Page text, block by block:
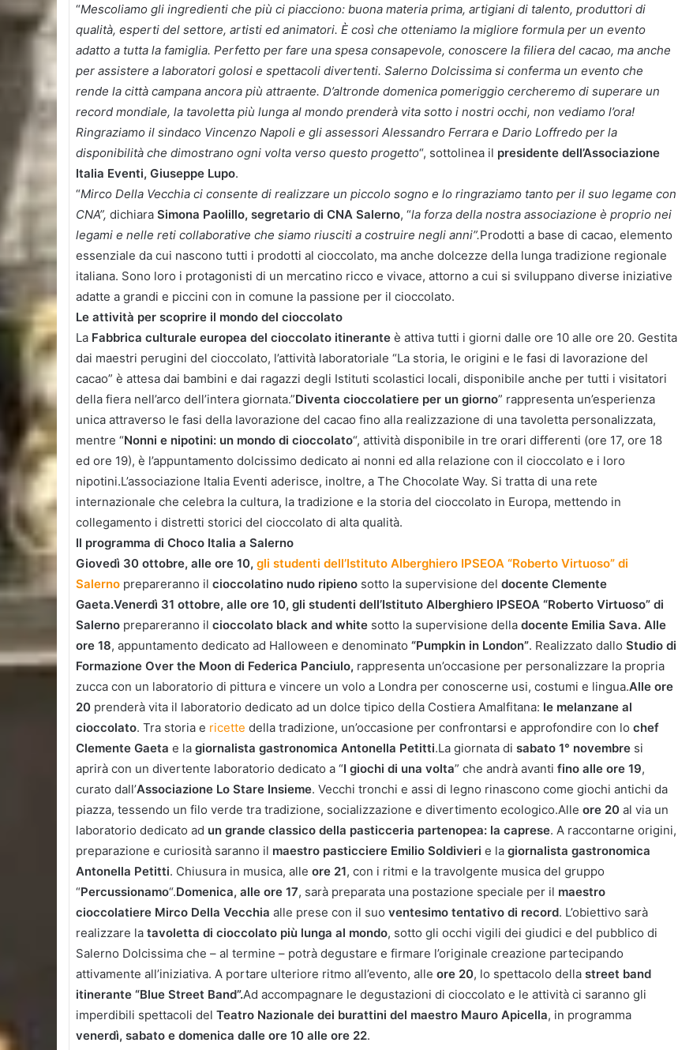
“Mescoliamo gli ingredienti che più ci piacciono: buona materia prima, artigiani di talento, produttori di
qualità, esperti del settore, artisti ed animatori. È così che otteniamo la migliore formula per un evento
adatto a tutta la famiglia. Perfetto per fare una spesa consapevole, conoscere la filiera del cacao, ma anche
per assistere a laboratori golosi e spettacoli divertenti. Salerno Dolcissima si conferma un evento che
rende la città campana ancora più attraente. D’altronde domenica pomeriggio cercheremo di superare un
record mondiale, la tavoletta più lunga al mondo prenderà vita sotto i nostri occhi, non vediamo l’ora!
Ringraziamo il sindaco Vincenzo Napoli e gli assessori Alessandro Ferrara e Dario Loffredo per la
disponibilità che dimostrano ogni volta verso questo progetto“, sottolinea il presidente dell’Associazione
Italia Eventi, Giuseppe Lupo.
“Mirco Della Vecchia ci consente di realizzare un piccolo sogno e lo ringraziamo tanto per il suo legame con
CNA”, dichiara Simona Paolillo, segretario di CNA Salerno, “la forza della nostra associazione è proprio nei
legami e nelle reti collaborative che siamo riusciti a costruire negli anni”.Prodotti a base di cacao, elemento
essenziale da cui nascono tutti i prodotti al cioccolato, ma anche dolcezze della lunga tradizione regionale
italiana. Sono loro i protagonisti di un mercatino ricco e vivace, attorno a cui si sviluppano diverse iniziative
adatte a grandi e piccini con in comune la passione per il cioccolato.
Le attività per scoprire il mondo del cioccolato
La Fabbrica culturale europea del cioccolato itineranteè attiva tutti i giorni dalle ore 10 alle ore 20. Gestita
dai maestri perugini del cioccolato, l’attività laboratoriale “La storia, le origini e le fasi di lavorazione del
cacao” è attesa dai bambini e dai ragazzi degli Istituti scolastici locali, disponibile anche per tutti i visitatori
della fiera nell’arco dell’intera giornata.”Diventa cioccolatiere per un giorno” rappresenta un’esperienza
unica attraverso le fasi della lavorazione del cacao fino alla realizzazione di una tavoletta personalizzata,
mentre “Nonni e nipotini: un mondo di cioccolato“, attività disponibile in tre orari differenti (ore 17, ore 18
ed ore 19), è l’appuntamento dolcissimo dedicato ai nonni ed alla relazione con il cioccolato e i loro
nipotini.L’associazione Italia Eventi aderisce, inoltre, a The Chocolate Way. Si tratta di una rete
internazionale che celebra la cultura, la tradizione e la storia del cioccolato in Europa, mettendo in
collegamento i distretti storici del cioccolato di alta qualità.
Il programma di Choco Italia a Salerno
Giovedì 30 ottobre, alle ore 10, gli studenti dell’Istituto Alberghiero IPSEOA “Roberto Virtuoso” di
Salerno prepareranno il cioccolatino nudo ripieno sotto la supervisione del docente Clemente
Gaeta.Venerdì 31 ottobre, alle ore 10, gli studenti dell’Istituto Alberghiero IPSEOA “Roberto Virtuoso” di
Salerno prepareranno il cioccolato black and white sotto la supervisione delladocente Emilia Sava. Alle
ore 18, appuntamento dedicato ad Halloween e denominato “Pumpkin in London”. Realizzato dallo Studio di
Formazione Over the Moon di Federica Panciulo, rappresenta un’occasione per personalizzare la propria
zucca con un laboratorio di pittura e vincere un volo a Londra per conoscerne usi, costumi e lingua.Alle ore
20prenderà vita il laboratorio dedicato ad un dolce tipico della Costiera Amalfitana: le melanzane al
cioccolato. Tra storia e ricette della tradizione, un’occasione per confrontarsi e approfondire con lo chef
Clemente Gaeta e la giornalista gastronomica Antonella Petitti.La giornata di sabato 1° novembresi
aprirà con un divertente laboratorio dedicato a “I giochi di una volta” che andrà avanti fino alle ore 19,
curato dall’Associazione Lo Stare Insieme. Vecchi tronchi e assi di legno rinascono come giochi antichi da
piazza, tessendo un filo verde tra tradizione, socializzazione e divertimento ecologico.Alle ore 20al via un
laboratorio dedicato ad un grande classico della pasticceria partenopea: la caprese. A raccontarne origini,
preparazione e curiosità saranno il maestro pasticciere Emilio Soldivieri e la giornalista gastronomica
Antonella Petitti. Chiusura in musica, alle ore 21, con i ritmi e la travolgente musica del gruppo
“Percussionamo“.Domenica, alle ore 17, sarà preparata una postazione speciale per il maestro
cioccolatiere Mirco Della Vecchia alle prese con il suo ventesimo tentativo di record. L’obiettivo sarà
realizzare la tavoletta di cioccolato più lunga al mondo, sotto gli occhi vigili dei giudici e del pubblico di
Salerno Dolcissima che – al termine – potrà degustare e firmare l’originale creazione partecipando
attivamente all’iniziativa. A portare ulteriore ritmo all’evento, alle ore 20, lo spettacolo della street band
itinerante “Blue Street Band”.Ad accompagnare le degustazioni di cioccolato e le attività ci saranno gli
imperdibili spettacoli del Teatro Nazionale dei burattini del maestro Mauro Apicella, in programma
venerdì, sabato e domenica dalle ore 10 alle ore 22.